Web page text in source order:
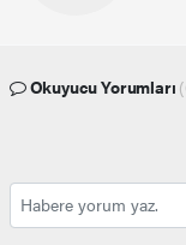
Okuyucu Yorumları